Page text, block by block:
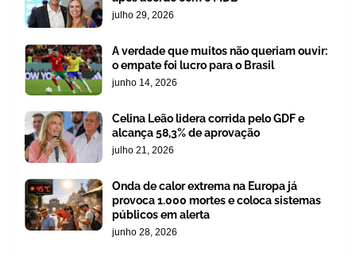
julho 29, 2026
A verdade que muitos não queriam ouvir:
o empate foi lucro para o Brasil
junho 14, 2026
Celina Leão lidera corrida pelo GDF e
alcança 58,3% de aprovação
julho 21, 2026
Onda de calor extrema na Europa já
provoca 1.000 mortes e coloca sistemas
públicos em alerta
junho 28, 2026